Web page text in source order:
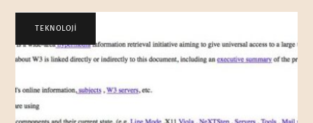
TEKNOLOJİ